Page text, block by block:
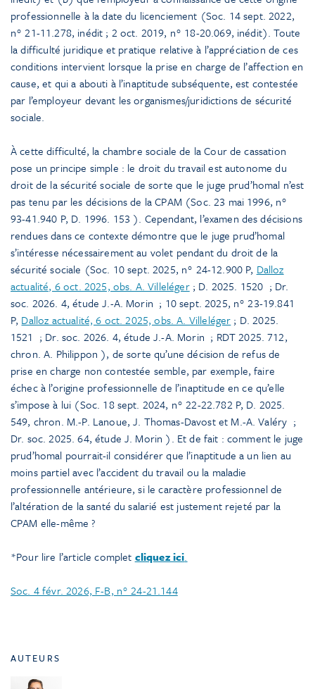
professionnelle à la date du licenciement (Soc. 14 sept. 2022,
n° 21-11.278, inédit ; 2 oct. 2019, n° 18-20.069, inédit). Toute
la difficulté juridique et pratique relative à l’appréciation de ces
conditions intervient lorsque la prise en charge de l’affection en
cause, et qui a abouti à l’inaptitude subséquente, est contestée
par l’employeur devant les organismes/juridictions de sécurité
sociale.
À cette difficulté, la chambre sociale de la Cour de cassation
pose un principe simple : le droit du travail est autonome du
droit de la sécurité sociale de sorte que le juge prud’homal n’est
pas tenu par les décisions de la CPAM (Soc. 23 mai 1996, n°
93-41.940 P, D. 1996. 153 ). Cependant, l’examen des décisions
rendues dans ce contexte démontre que le juge prud’homal
s’intéresse nécessairement au volet pendant du droit de la
sécurité sociale (Soc. 10 sept. 2025, n° 24-12.900 P, Dalloz
actualité, 6 oct. 2025, obs. A. Villeléger; D. 2025. 1520 ; Dr.
soc. 2026. 4, étude J.-A. Morin ; 10 sept. 2025, n° 23-19.841
P, Dalloz actualité, 6 oct. 2025, obs. A. Villeléger ; D. 2025.
1521 ; Dr. soc. 2026. 4, étude J.-A. Morin ; RDT 2025. 712,
chron. A. Philippon ), de sorte qu’une décision de refus de
prise en charge non contestée semble, par exemple, faire
échec à l’origine professionnelle de l’inaptitude en ce qu’elle
s’impose à lui (Soc. 18 sept. 2024, n° 22-22.782 P, D. 2025.
549, chron. M.-P. Lanoue, J. Thomas-Davost et M.-A. Valéry ;
Dr. soc. 2025. 64, étude J. Morin ). Et de fait : comment le juge
prud’homal pourrait-il considérer que l’inaptitude a un lien au
moins partiel avec l’accident du travail ou la maladie
professionnelle antérieure, si le caractère professionnel de
l’altération de la santé du salarié est justement rejeté par la
CPAM elle-même ?
*Pour lire l’article complet cliquez ici.
Soc. 4 févr. 2026, F-B, n° 24-21.144
AUTEURS